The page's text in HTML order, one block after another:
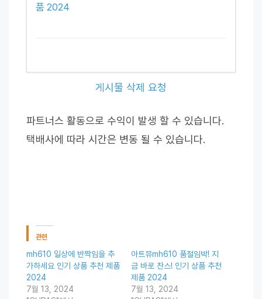
품 2024
게시물 삭제 요청
파트너스 활동으로 수익이 발생 할 수 있습니다.
택배사에 따라 시간은 변동 될 수 있습니다.
관련
mh610 일상에 반짝임을 추
가하세요 인기 상품 추천 제품
2024
7월 13, 2024
아트뮤mh610 품절임박! 지
금 바로 찬스! 인기 상품 추천
제품 2024
7월 13, 2024